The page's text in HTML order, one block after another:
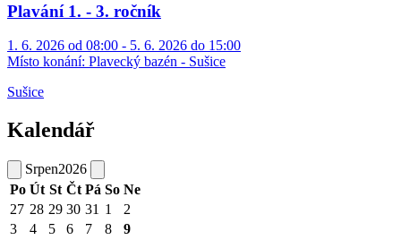
Plavání 1. - 3. ročník
1. 6. 2026 od 08:00 - 5. 6. 2026 do 15:00
Místo konání: Plavecký bazén - Sušice
Sušice
Kalendář
Srpen2026
Po Út St Čt Pá So Ne
27 28 29 30 31 1
2
3
4 5 6 7 8
9